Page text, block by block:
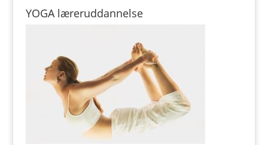
YOGA læreruddannelse